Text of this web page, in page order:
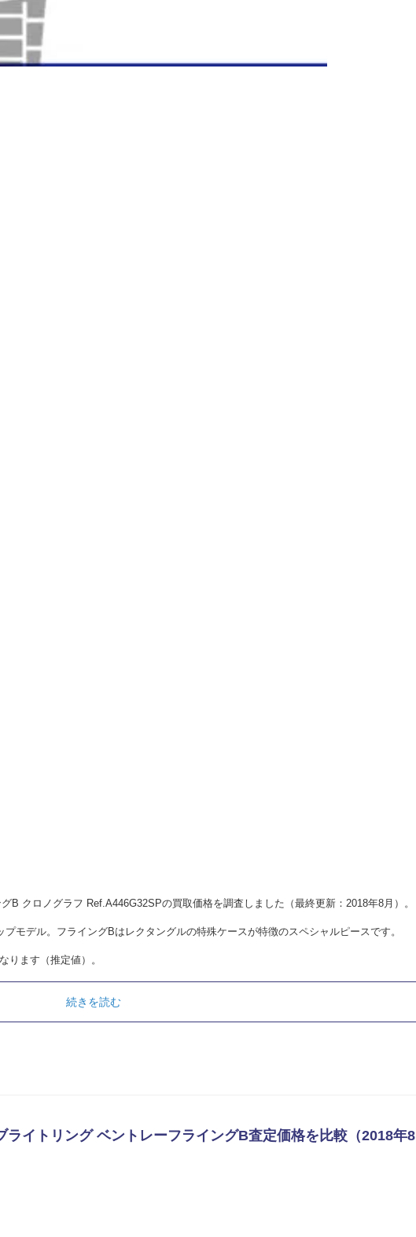
B クロノグラフ Ref.A446G32SPの買取価格を調査しました（最終更新：2018年8月）。
モデル。フライングBはレクタングルの特殊ケースが特徴のスペシャルピースです。
ります（推定値）。
続きを読む
イトリング ベントレーフライングB査定価格を比較（2018年8